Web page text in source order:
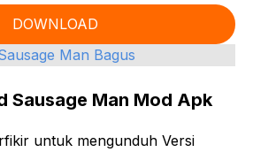
DOWNLOAD
Man Bagus
Sausage Man Mod Apk
untuk mengunduh Versi